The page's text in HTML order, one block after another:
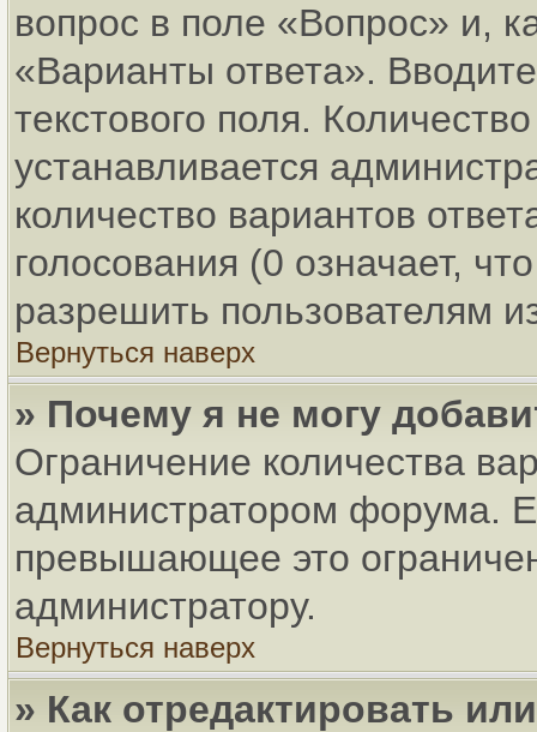
вопрос в поле «Вопрос» и,
«Варианты ответа».
текстового поля.
устанавливается
количество вариантов
голосования (0 означает,
разрешить пользователям
Вернуться наверх
» Почему я не могу
Ограничение количества
администратором форума.
превышающее это
администратору.
Вернуться наверх
» Как отредактировать